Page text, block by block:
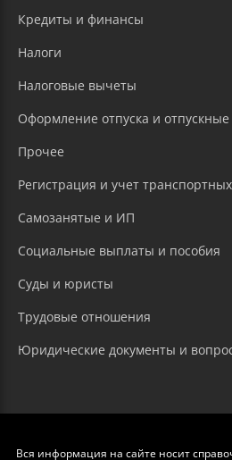
Кредиты и финансы
Налоги
Налоговые вычеты
Оформление отпуска и
Прочее
Регистрация и учет
Самозанятые и ИП
Социальные выплаты и пособия
Суды и юристы
Трудовые отношения
Юридические документы и
Вся информация на сайте носит